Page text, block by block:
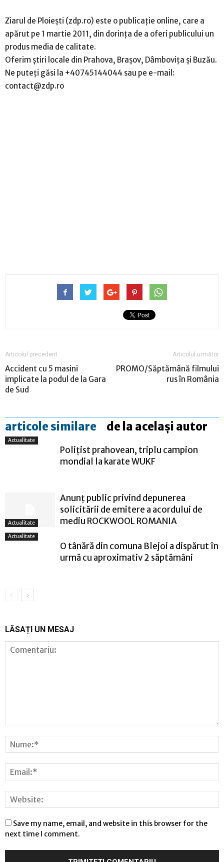
Ziarul de Ploiești (zdp.ro) este o publicație online, care a
apărut pe 1 martie 2011, din dorinţa de a oferi publicului un
produs media de calitate.
Oferim ştiri locale din Prahova, Brașov, Dâmbovița și Buzău.
Ne puteți găsi la +40745144044 sau pe e-mail:
contact@zdp.ro
Articolul precedent
Accident cu 5 masini
implicate la podul de la Gara
de Sud
Articolul următor
PROMO/Săptămână filmului
rus în România
articole similare de la același autor
Actualitate
Polițist prahovean, triplu campion
mondial la karate WUKF
Actualitate
Anunț public privind depunerea
solicitării de emitere a acordului de
mediu ROCKWOOL ROMANIA
Actualitate
O tânără din comuna Blejoi a dispărut în
urmă cu aproximativ 2 săptămâni
LĂSAȚI UN MESAJ
Save my name, email, and website in this browser for the
next time I comment.